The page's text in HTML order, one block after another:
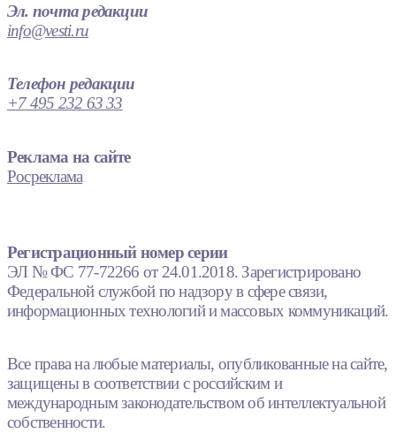
Эл. почта редакции
info@vesti.ru
Телефон редакции
+7 495 232 63 33
Реклама на сайте
Росреклама
Регистрационный номер серии
ЭЛ № ФС 77-72266 от 24.01.2018. Зарегистрировано
Федеральной службой по надзору в сфере связи,
информационных технологий и массовых коммуникаций.
Все права на любые материалы, опубликованные на сайте,
защищены в соответствии с российским и
международным законодательством об интеллектуальной
собственности.